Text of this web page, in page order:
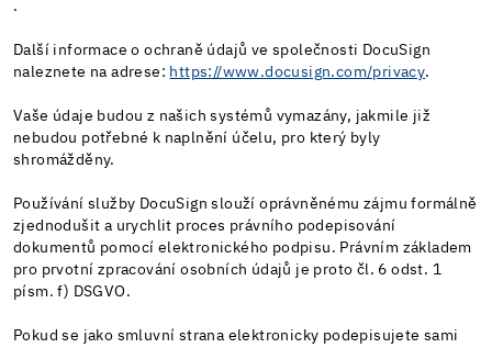
.
Další informace o ochraně údajů ve společnosti DocuSign
naleznete na adrese: https://www.docusign.com/privacy.
Vaše údaje budou z našich systémů vymazány, jakmile již
nebudou potřebné k naplnění účelu, pro který byly
shromážděny.
Používání služby DocuSign slouží oprávněnému zájmu formálně
zjednodušit a urychlit proces právního podepisování
dokumentů pomocí elektronického podpisu. Právním základem
pro prvotní zpracování osobních údajů je proto čl. 6 odst. 1
písm. f) DSGVO.
Pokud se jako smluvní strana elektronicky podepisujete sami